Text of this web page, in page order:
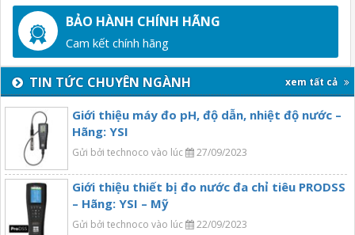
BẢO HÀNH CHÍNH HÃNG
Cam kết chính hãng
TIN TỨC CHUYÊN NGÀNH xem tất cả
Giới thiệu máy đo pH, độ dẫn, nhiệt độ nước –
Hãng: YSI
Gửi bởi technoco vào lúc 27/09/2023
Giới thiệu thiết bị đo nước đa chỉ tiêu PRODSS
– Hãng: YSI – Mỹ
Gửi bởi technoco vào lúc 22/09/2023